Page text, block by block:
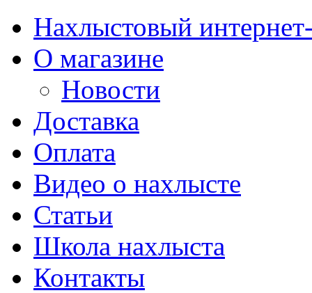
Нахлыстовый
О магазине
Новости
Доставка
Оплата
Видео о нахлысте
Статьи
Школа нахлыста
Контакты